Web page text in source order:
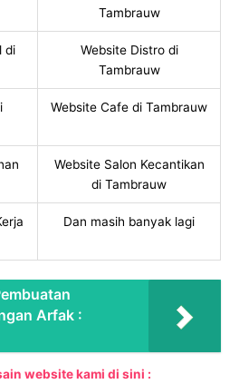
Tambrauw
di
Website Distro di
Tambrauw
Website Cafe di Tambrauw
Website Salon Kecantikan
di Tambrauw
Dan masih banyak lagi
Arfak :
website kami di sini :